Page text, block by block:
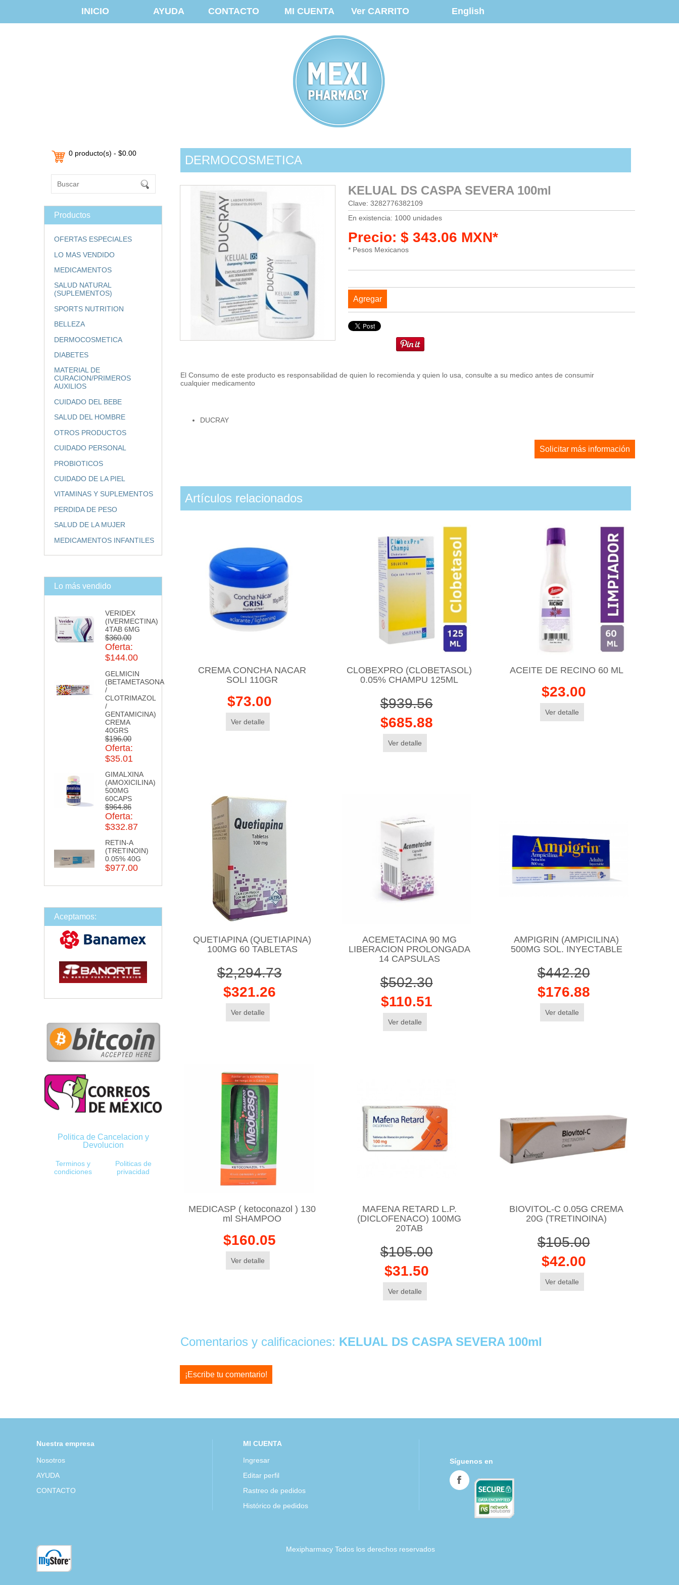
INICIO AYUDA CONTACTO MI CUENTA Ver CARRITO English
0 producto(s) - $0.00
Productos
OFERTAS ESPECIALES
LO MAS VENDIDO
MEDICAMENTOS
SALUD NATURAL
(SUPLEMENTOS)
SPORTS NUTRITION
BELLEZA
DERMOCOSMETICA
DIABETES
MATERIAL DE
CURACION/PRIMEROS
AUXILIOS
CUIDADO DEL BEBE
SALUD DEL HOMBRE
OTROS PRODUCTOS
CUIDADO PERSONAL
PROBIOTICOS
CUIDADO DE LA PIEL
VITAMINAS Y SUPLEMENTOS
PERDIDA DE PESO
SALUD DE LA MUJER
MEDICAMENTOS INFANTILES
Lo más vendido
VERIDEX
(IVERMECTINA)
4TAB 6MG
$360.00
Oferta:
$144.00
GELMICIN
(BETAMETASONA
/
CLOTRIMAZOL
/
GENTAMICINA)
CREMA
40GRS
$196.00
Oferta:
$35.01
GIMALXINA
(AMOXICILINA)
500MG
60CAPS
$964.86
Oferta:
$332.87
RETIN-A
(TRETINOIN)
0.05% 40G
$977.00
Aceptamos:
Politica de Cancelacion y
Devolucion
Terminos y
condiciones
Politicas de
privacidad
DERMOCOSMETICA
KELUAL DS CASPA SEVERA 100ml
Clave: 3282776382109
En existencia: 1000 unidades
Precio: $ 343.06 MXN*
* Pesos Mexicanos
Agregar
El Consumo de este producto es responsabilidad de quien lo recomienda y quien lo usa, consulte a su medico antes de consumir
cualquier medicamento
DUCRAY
Solicitar más información
Artículos relacionados
CREMA CONCHA NACAR
SOLI 110GR
$73.00
Ver detalle
CLOBEXPRO (CLOBETASOL)
0.05% CHAMPU 125ML
$939.56
$685.88
Ver detalle
ACEITE DE RECINO 60 ML
$23.00
Ver detalle
QUETIAPINA (QUETIAPINA)
100MG 60 TABLETAS
$2,294.73
$321.26
Ver detalle
ACEMETACINA 90 MG
LIBERACION PROLONGADA
14 CAPSULAS
$502.30
$110.51
Ver detalle
AMPIGRIN (AMPICILINA)
500MG SOL. INYECTABLE
$442.20
$176.88
Ver detalle
MEDICASP ( ketoconazol ) 130
ml SHAMPOO
$160.05
Ver detalle
MAFENA RETARD L.P.
(DICLOFENACO) 100MG
20TAB
$105.00
$31.50
Ver detalle
BIOVITOL-C 0.05G CREMA
20G (TRETINOINA)
$105.00
$42.00
Ver detalle
Comentarios y calificaciones: KELUAL DS CASPA SEVERA 100ml
¡Escribe tu comentario!
Nuestra empresa
Nosotros
AYUDA
CONTACTO
MI CUENTA
Ingresar
Editar perfil
Rastreo de pedidos
Histórico de pedidos
Síguenos en
Mexipharmacy Todos los derechos reservados